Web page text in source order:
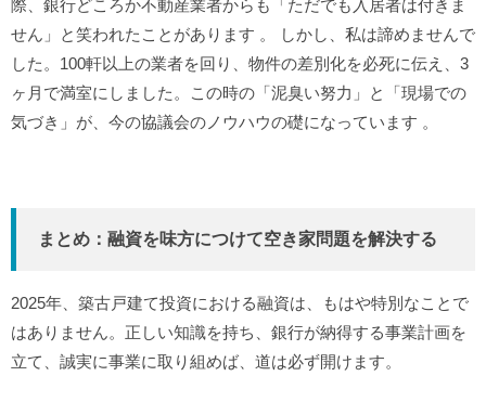
際、銀行どころか不動産業者からも「ただでも入居者は付きま
せん」と笑われたことがあります 。
しかし、私は諦めませんで
した。100軒以上の業者を回り、物件の差別化を必死に伝え、3
ヶ月で満室にしました。この時の「泥臭い努力」と「現場での
気づき」が、今の協議会のノウハウの礎になっています 。
まとめ：融資を味方につけて空き家問題を解決する
2025年、築古戸建て投資における融資は、もはや特別なことで
はありません。正しい知識を持ち、銀行が納得する事業計画を
立て、誠実に事業に取り組めば、道は必ず開けます。